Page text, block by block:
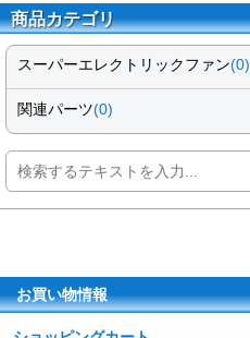
商品カテゴリ
スーパーエレクトリックファン(0)
関連パーツ(0)
お買い物情報